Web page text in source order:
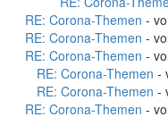
RE: Corona-Themen -
RE: Corona-Themen -
RE: Corona-Themen -
RE: Corona-Themen -
RE: Corona-Themen -
RE: Corona-Themen -